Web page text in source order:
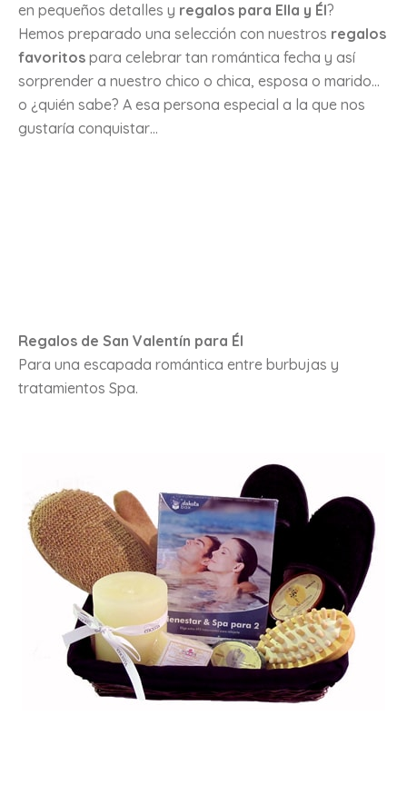
en pequeños detalles y regalos para Ella y Él?
Hemos preparado una selección con nuestros regalos
favoritos para celebrar tan romántica fecha y así
sorprender a nuestro chico o chica, esposa o marido…
o ¿quién sabe? A esa persona especial a la que nos
gustaría conquistar…
Regalos de San Valentín para Él
Para una escapada romántica entre burbujas y
tratamientos Spa.